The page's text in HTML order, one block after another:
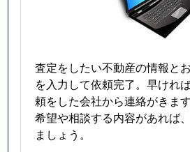
査定をしたい不動産の情報と
を入力して依頼完了。早けれ
頼をした会社から連絡がきます
希望や相談する内容があれば
ましょう。